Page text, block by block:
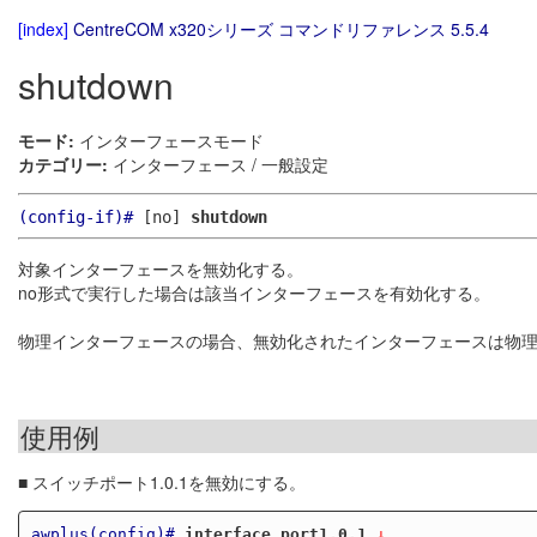
[index] CentreCOM x320シリーズ コマンドリファレンス 5.5.4
shutdown
モード: インターフェースモード
カテゴリー: インターフェース / 一般設定
(config-if)#[no] shutdown
対象インターフェースを無効化する。
no形式で実行した場合は該当インターフェースを有効化する。
物理インターフェースの場合、無効化されたインターフェースは物
使用例
■ スイッチポート1.0.1を無効にする。